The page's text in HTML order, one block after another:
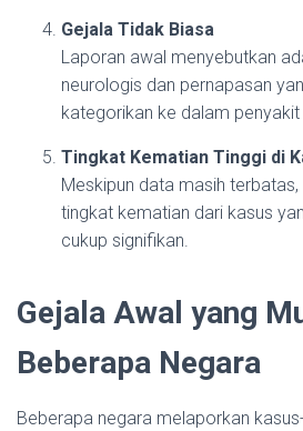
Gejala Tidak Biasa
Laporan awal menyebutkan
neurologis dan pernapasan
kategorikan ke dalam
Tingkat Kematian Tinggi di
Meskipun data masih
tingkat kematian dari kasus
cukup signifikan.
Gejala Awal yang
Beberapa Negara
Beberapa negara melaporkan